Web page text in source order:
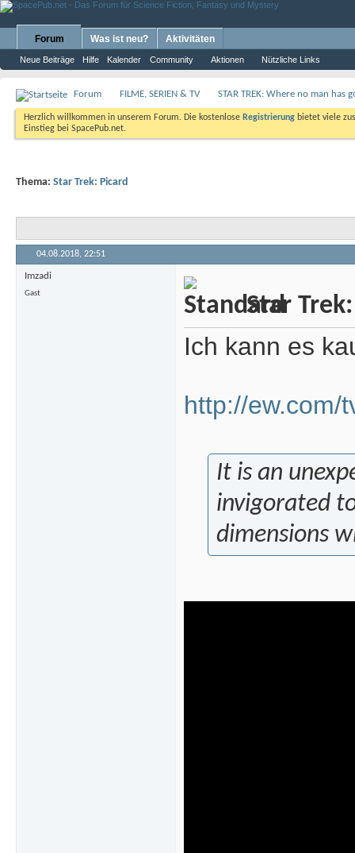
Forum
Neue Beiträge Hilfe Kalender Community Aktionen Nützliche Links
Was ist neu? Aktivitäten
Forum FILME, SERIEN & TV STAR TREK: Where no man has
Herzlich willkommen in unserem Forum. Die kostenlose Registrierung bietet viele
Einstieg bei SpacePub.net.
Thema: Star Trek: Picard
04.08.2018, 22:51
Imzadi
Gast Star
Ich kann es
http://ew.com/
It is an
invigorated
dimensions